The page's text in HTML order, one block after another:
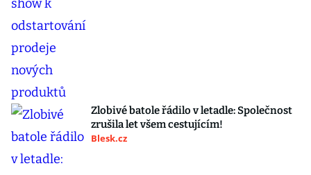
Zlobivé batole řádilo v letadle: Společnost
zrušila let všem cestujícím!
Blesk.cz